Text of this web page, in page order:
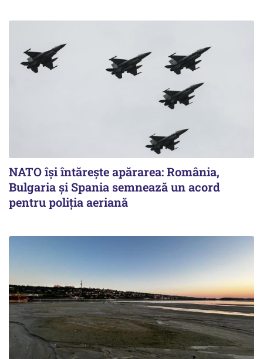
NATO își întărește apărarea: România,
Bulgaria și Spania semnează un acord
pentru poliția aeriană